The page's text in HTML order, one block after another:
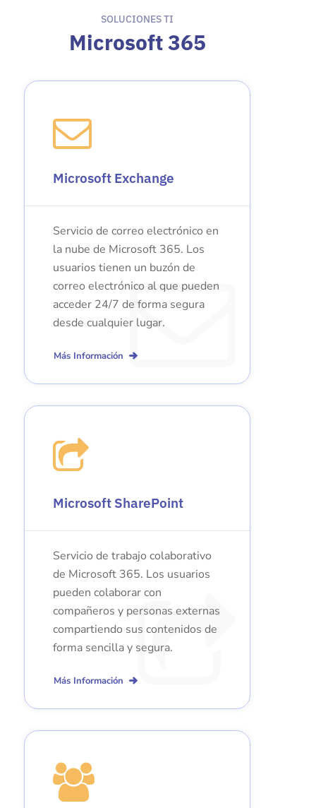
SOLUCIONES TI
Microsoft 365
Microsoft Exchange
Servicio de correo electrónico en
la nube de Microsoft 365. Los
usuarios tienen un buzón de
correo electrónico al que pueden
acceder 24/7 de forma segura
desde cualquier lugar.
Más Información
Microsoft SharePoint
Servicio de trabajo colaborativo
de Microsoft 365. Los usuarios
pueden colaborar con
compañeros y personas externas
compartiendo sus contenidos de
forma sencilla y segura.
Más Información